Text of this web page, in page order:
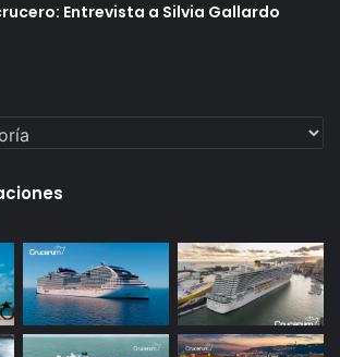
Entrevista a Silvia Gallardo